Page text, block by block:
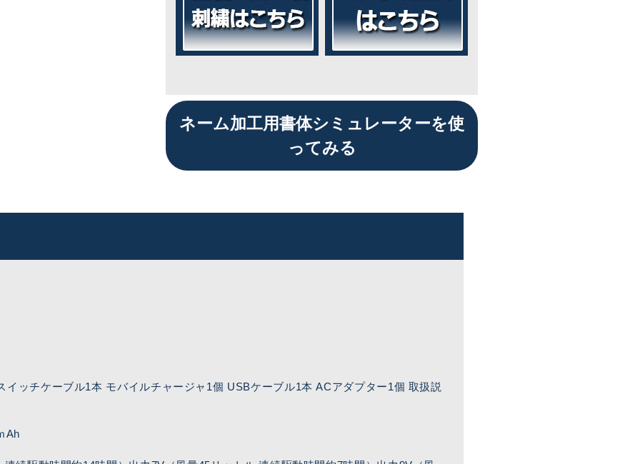
ネーム加工用書体シミュレーターを使
ってみる
ッチケーブル1本 モバイルチャージャ1個 USBケーブル1本 ACアダプター1個 取扱説
Ah